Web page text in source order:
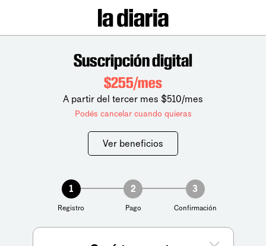
Suscripción digital
$255/mes
A partir del tercer mes $510/mes
Podés cancelar cuando quieras
Ver beneficios
1
Registro
2
Pago
3
Confirmación